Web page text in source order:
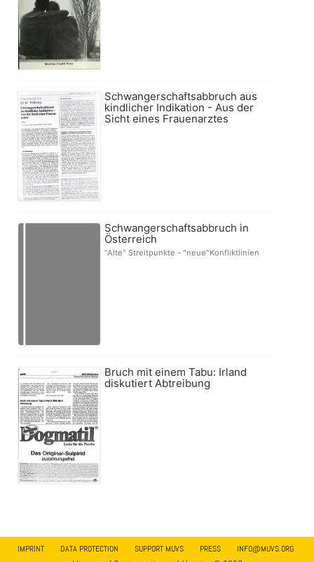
Schwangerschaftsabbruch aus
kindlicher Indikation - Aus der
Sicht eines Frauenarztes
Schwangerschaftsabbruch in
Österreich
"Alte" Streitpunkte - "neue"Konfliktlinien
Bruch mit einem Tabu: Irland
diskutiert Abtreibung
IMPRINT DATA PROTECTION SUPPORT MUVS PRESS INFO@MUVS.ORG